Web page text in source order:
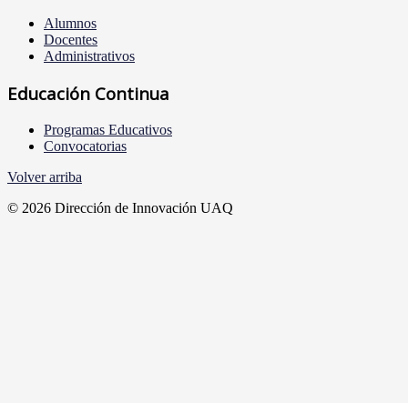
Alumnos
Docentes
Administrativos
Educación Continua
Programas Educativos
Convocatorias
Volver arriba
© 2026 Dirección de Innovación UAQ